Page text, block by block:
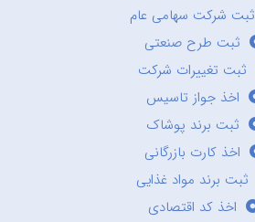
ثبت شرکت سهامی عام
ثبت طرح صنعتی
ثبت تغییرات شرکت
اخذ جواز تاسیس
ثبت برند پوشاک
اخذ کارت بازرگانی
ثبت برند مواد غذایی
اخذ کد اقتصادی